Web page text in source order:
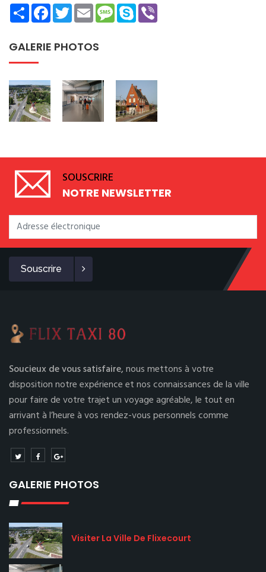
ShareFacebookTwitterEmailMessage
Skype
GALERIE PHOTOS
SOUSCRIRE
NOTRE NEWSLETTER
Souscrire
Soucieux de vous satisfaire,nous mettons à votre
disposition notre expérience et nos connaissances de la ville
pour faire de votre trajet un voyage agréable, le tout en
arrivant à l’heure à vos rendez-vous personnels comme
professionnels.
GALERIE PHOTOS
Visiter La Ville De Flixecourt